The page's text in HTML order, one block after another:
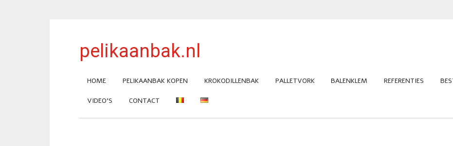
pelikaanbak.nl
HOME PELIKAANBAK KOPEN KROKODILLENBAK PALLETVORK BALENKLEM REFERENTIES
VIDEO’S CONTACT